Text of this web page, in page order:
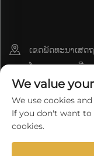
ເຂດພັດທະນາເສດ
ໂຈວ, ແຂວງເຫຫີ
We value
We use cookies
If you don't want to
cookies.